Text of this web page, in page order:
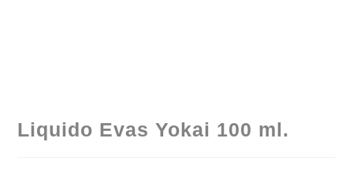
Liquido Evas Yokai 100 ml.